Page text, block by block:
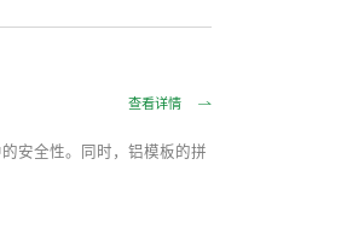
查看详情
安全性。同时，铝模板的拼